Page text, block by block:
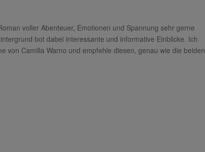
voller Abenteuer, Emotionen und Spannung sehr gerne
bot dabei interessante und informative Einblicke. Ich
von Camilla Warno und empfehle diesen, genau wie die beiden